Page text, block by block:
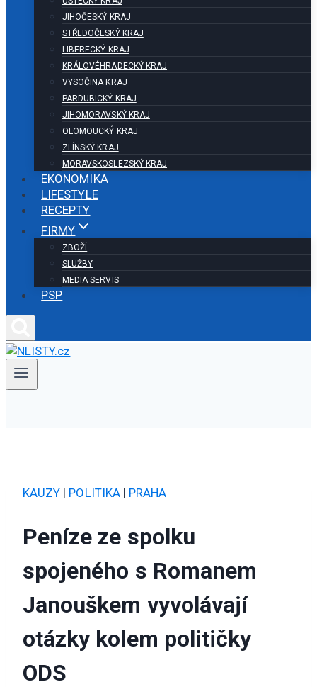
JIHOČESKÝ KRAJ
STŘEDOČESKÝ KRAJ
LIBERECKÝ KRAJ
KRÁLOVÉHRADECKÝ KRAJ
VYSOČINA KRAJ
PARDUBICKÝ KRAJ
JIHOMORAVSKÝ KRAJ
OLOMOUCKÝ KRAJ
ZLÍNSKÝ KRAJ
MORAVSKOSLEZSKÝ KRAJ
EKONOMIKA
LIFESTYLE
RECEPTY
FIRMY
ZBOŽÍ
SLUŽBY
MEDIA SERVIS
PSP
KAUZY | POLITIKA| PRAHA
Peníze ze spolku
spojeného s Romanem
Janouškem vyvolávají
otázky kolem političky
ODS